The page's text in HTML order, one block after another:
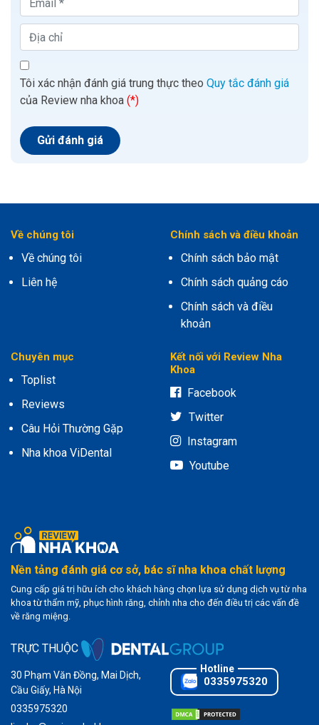
Tôi xác nhận đánh giá trung thực theo Quy tắc đánh giá
của Review nha khoa (*)
Về chúng tôi
Về chúng tôi
Liên hệ
Chính sách và điều khoản
Chính sách bảo mật
Chính sách quảng cáo
Chính sách và điều
khoản
Chuyên mục
Toplist
Reviews
Câu Hỏi Thường Gặp
Nha khoa ViDental
Kết nối với Review Nha
Khoa
Facebook
Twitter
Instagram
Youtube
Nền tảng đánh giá cơ sở, bác sĩ nha khoa chất lượng
Cung cấp giá trị hữu ích cho khách hàng chọn lựa sử dụng dịch vụ từ nha
khoa từ thẩm mỹ, phục hình răng, chỉnh nha cho đến điều trị các vấn đề
về răng miệng.
TRỰC THUỘC
30 Phạm Văn Đồng, Mai Dịch,
Cầu Giấy, Hà Nội
0335975320
0335975320